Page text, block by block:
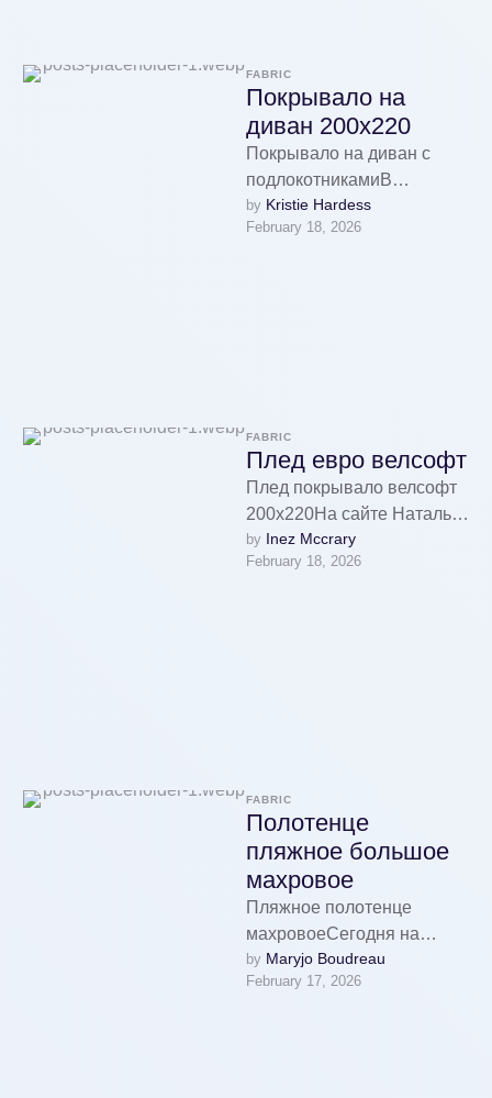
FABRIC
Покрывало на
диван 200х220
Покрывало на диван с
подлокотникамиВ
интернет-магазине
Наталья Текстиль главная
by Kristie Hardess
February 18, 2026
FABRIC
Плед евро велсофт
Плед покрывало велсофт
200х220На сайте Наталья
Текстиль представлена
главная коллекция пледов
by Inez Mccrary
February 18, 2026
FABRIC
Полотенце
пляжное большое
махровое
Пляжное полотенце
махровоеСегодня на
главной странице новинка!
Махровые пляжные
by Maryjo Boudreau
February 17, 2026